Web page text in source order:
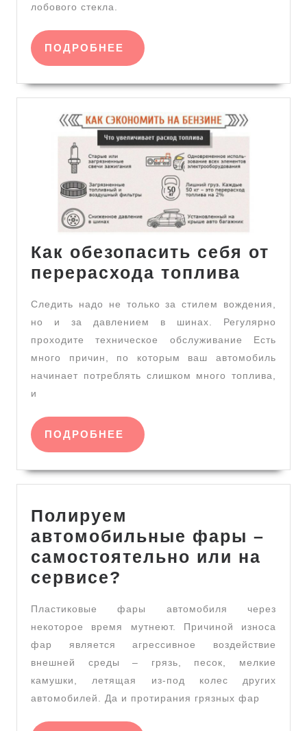
лобового стекла.
ПОДРОБНЕЕ ПОДРОБНЕЕ
Как обезопасить себя от
перерасхода топлива
себя
от
Следить надо не только за стилем вождения,
но и за давлением в шинах. Регулярно
проходите техническое обслуживание Есть
много причин, по которым ваш автомобиль
начинает потреблять слишком много топлива,
и
ПОДРОБНЕЕ ПОДРОБНЕЕ
Полируем
автомобильные фары –
самостоятельно или на
сервисе?
фары
самостоятельно
или
на
сервисе?
Пластиковые фары автомобиля через
некоторое время мутнеют. Причиной износа
фар является агрессивное воздействие
внешней среды – грязь, песок, мелкие
камушки, летящая из-под колес других
автомобилей. Да и протирания грязных фар